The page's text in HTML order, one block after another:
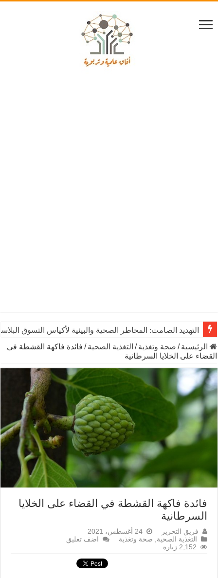
التهديد الصامت: المخاطر الصحية والبيئية لأكياس التسوق
الرئيسية / صحة وتغذية / التغذية الصحية / فائدة فاكهة القشطة في
القضاء على الخلايا السرطانية
فائدة فاكهة القشطة في القضاء على الخلايا
السرطانية
فريق التحرير
24 أغسطس، 2021
التغذية الصحية, صحة وتغذية
اضف تعليق
2,152 زيارة